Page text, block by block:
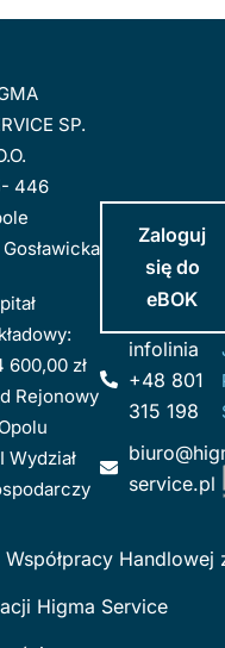
SP.
446
600,00 zł
Rejonowy
Wydział
infolinia
+48 801
315 198
service.pl
Zaloguj
się do
eBOK
Handlowej
Higma Service